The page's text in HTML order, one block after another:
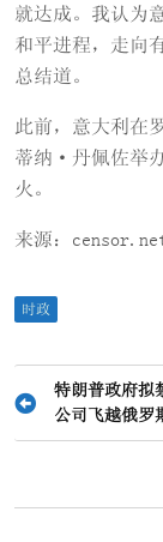
就达成。我认为
和平进程，走向
总结道。
此前，意大利在
蒂纳·丹佩佐举
火。
来源：
时政
文
航
特朗普政府拟
公司飞越俄罗